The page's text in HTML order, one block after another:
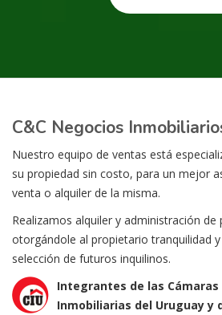
C&C Negocios
Nuestro equipo de ventas está
su propiedad sin costo, para un mejor
venta o alquiler de la misma.
Realizamos alquiler y administración de
otorgándole al propietario tranquilidad
selección de futuros inquilinos.
Integrantes de las Cámaras
Inmobiliarias del Uruguay y